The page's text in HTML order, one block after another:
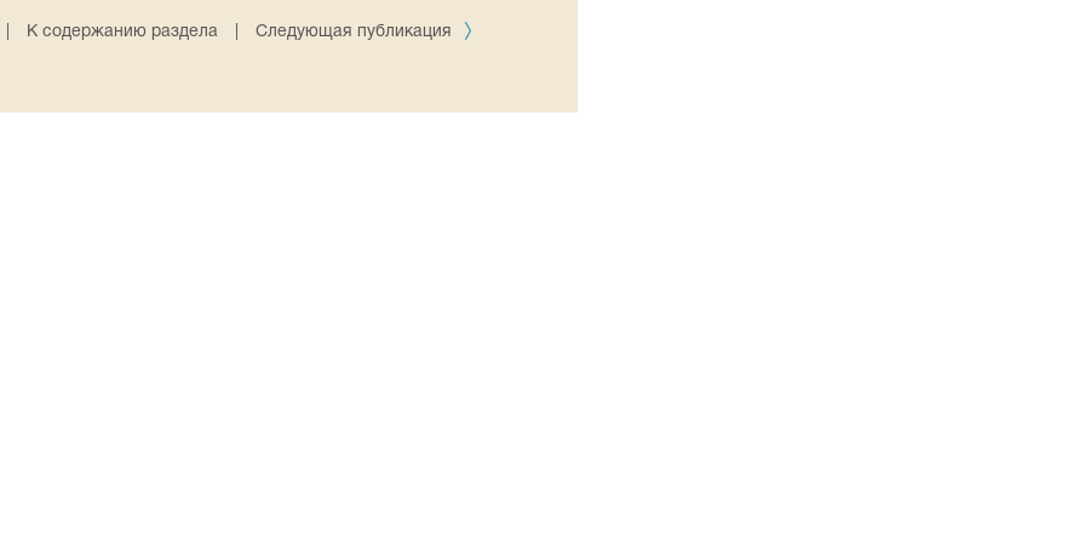
К содержанию раздела Следующая публикация